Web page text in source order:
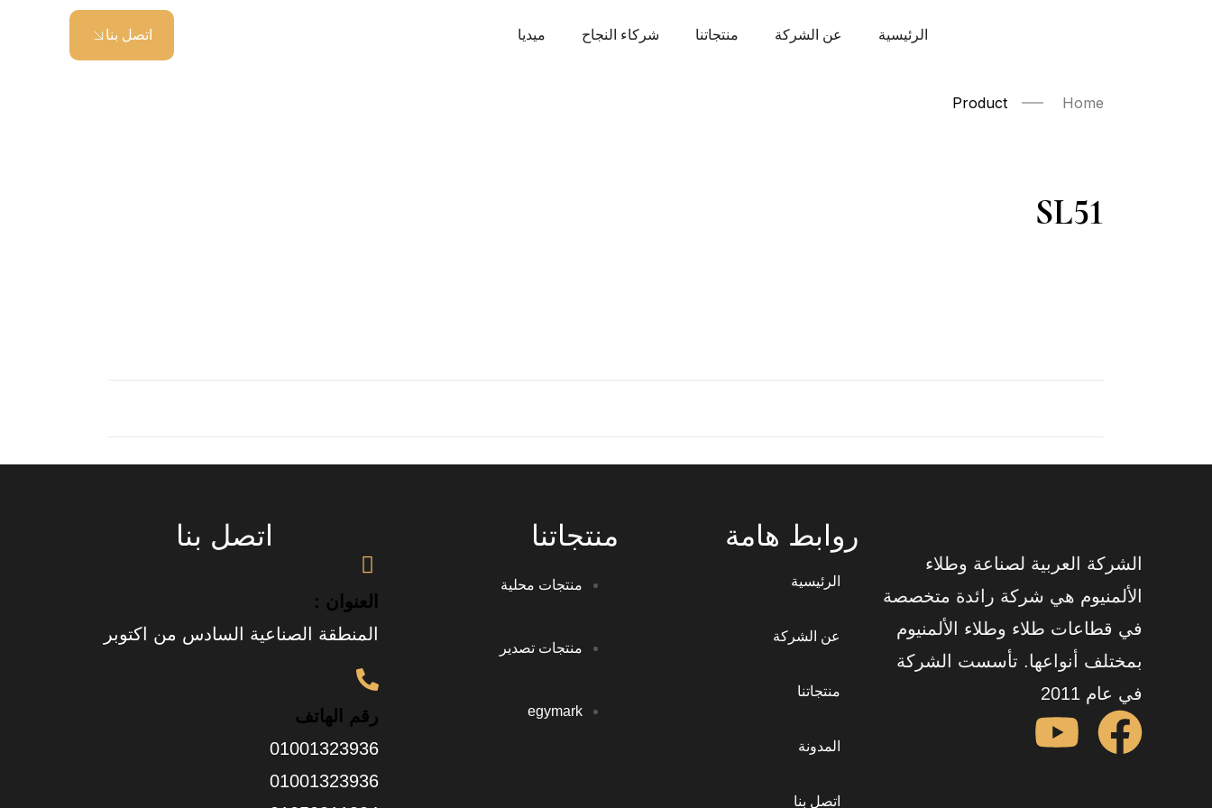
الرئيسية عن الشركة منتجاتنا شركاء النجاح ميديا اتصل بنا
Home
Product
SL51
الشركة العربية لصناعة وطلاء
الألمنيوم هي شركة رائدة متخصصة
في قطاعات طلاء وطلاء الألمنيوم
بمختلف أنواعها. تأسست الشركة
في عام 2011
روابط هامة
الرئيسية
عن الشركة
منتجاتنا
المدونة
اتصل بنا
منتجاتنا
منتجات محلية
منتجات تصدير
egymark
اتصل بنا
العنوان :
المنطقة الصناعية السادس من اكتوبر
رقم الهاتف
01001323936
01001323936